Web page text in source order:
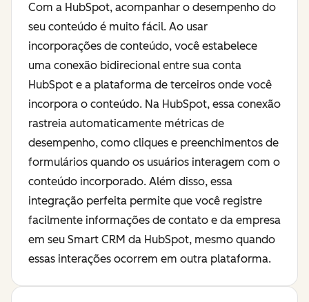
Com a HubSpot, acompanhar o desempenho do
seu conteúdo é muito fácil. Ao usar
incorporações de conteúdo, você estabelece
uma conexão bidirecional entre sua conta
HubSpot e a plataforma de terceiros onde você
incorpora o conteúdo. Na HubSpot, essa conexão
rastreia automaticamente métricas de
desempenho, como cliques e preenchimentos de
formulários quando os usuários interagem com o
conteúdo incorporado. Além disso, essa
integração perfeita permite que você registre
facilmente informações de contato e da empresa
em seu Smart CRM da HubSpot, mesmo quando
essas interações ocorrem em outra plataforma.